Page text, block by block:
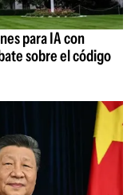
para IA con
sobre el código